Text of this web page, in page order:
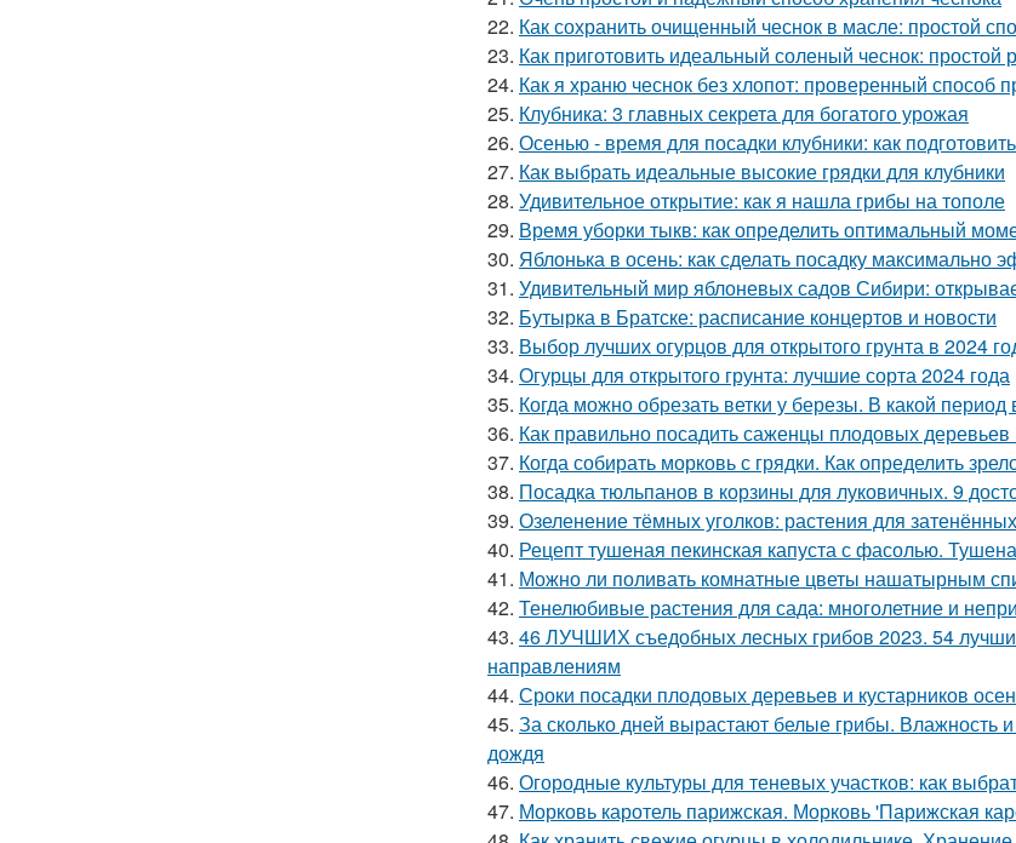
22. Как сохранить очищенный чеснок в масле: простой
23. Как приготовить идеальный соленый чеснок: простой
24. Как я храню чеснок без хлопот: проверенный способ
25. Клубника: 3 главных секрета для богатого урожая
26. Осенью - время для посадки клубники: как
27. Как выбрать идеальные высокие грядки для клубники
28. Удивительное открытие: как я нашла грибы на тополе
29. Время уборки тыкв: как определить оптимальный
30. Яблонька в осень: как сделать посадку максимально
31. Удивительный мир яблоневых садов Сибири:
32. Бутырка в Братске: расписание концертов и новости
33. Выбор лучших огурцов для открытого грунта в 2024
34. Огурцы для открытого грунта: лучшие сорта 2024 года
35. Когда можно обрезать ветки у березы. В какой
36. Как правильно посадить саженцы плодовых деревьев
37. Когда собирать морковь с грядки. Как определить
38. Посадка тюльпанов в корзины для луковичных. 9
39. Озеленение тёмных уголков: растения для
40. Рецепт тушеная пекинская капуста с фасолью.
41. Можно ли поливать комнатные цветы нашатырным
42. Тенелюбивые растения для сада: многолетние и
43. 46 ЛУЧШИХ съедобных лесных грибов 2023. 54
направлениям
44. Сроки посадки плодовых деревьев и кустарников
45. За сколько дней вырастают белые грибы. Влажность
дождя
46. Огородные культуры для теневых участков: как
47. Морковь каротель парижская. Морковь 'Парижская